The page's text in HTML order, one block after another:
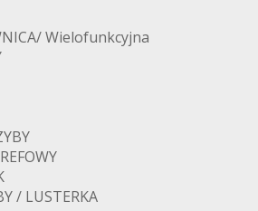
Wielofunkcyjna
/ LUSTERKA